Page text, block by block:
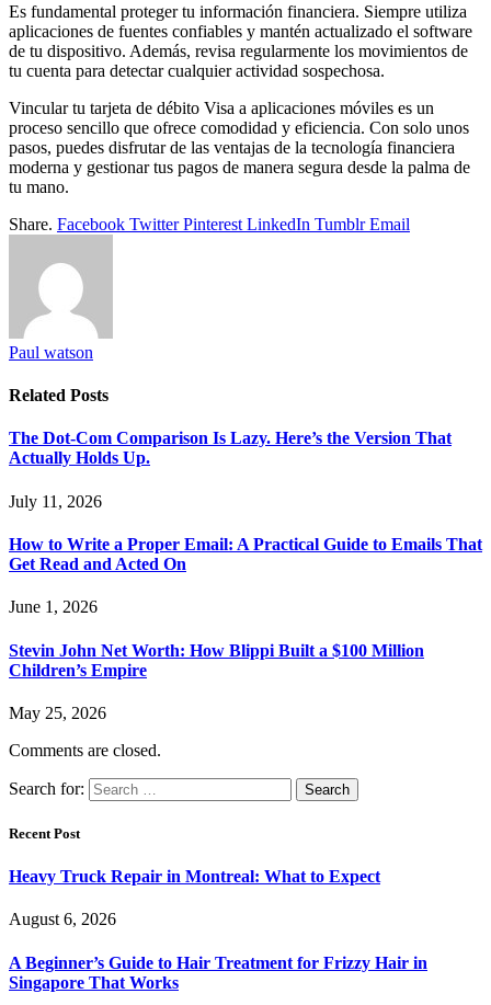
Es fundamental proteger tu información financiera. Siempre utiliza
aplicaciones de fuentes confiables y mantén actualizado el software
de tu dispositivo. Además, revisa regularmente los movimientos de
tu cuenta para detectar cualquier actividad sospechosa.
Vincular tu tarjeta de débito Visa a aplicaciones móviles es un
proceso sencillo que ofrece comodidad y eficiencia. Con solo unos
pasos, puedes disfrutar de las ventajas de la tecnología financiera
moderna y gestionar tus pagos de manera segura desde la palma de
tu mano.
Share. Facebook Twitter Pinterest LinkedIn Tumblr Email
Paul watson
Related Posts
The Dot-Com Comparison Is Lazy. Here’s the Version That
Actually Holds Up.
July 11, 2026
How to Write a Proper Email: A Practical Guide to Emails That
Get Read and Acted On
June 1, 2026
Stevin John Net Worth: How Blippi Built a $100 Million
Children’s Empire
May 25, 2026
Comments are closed.
Search for:
Recent Post
Heavy Truck Repair in Montreal: What to Expect
August 6, 2026
A Beginner’s Guide to Hair Treatment for Frizzy Hair in
Singapore That Works